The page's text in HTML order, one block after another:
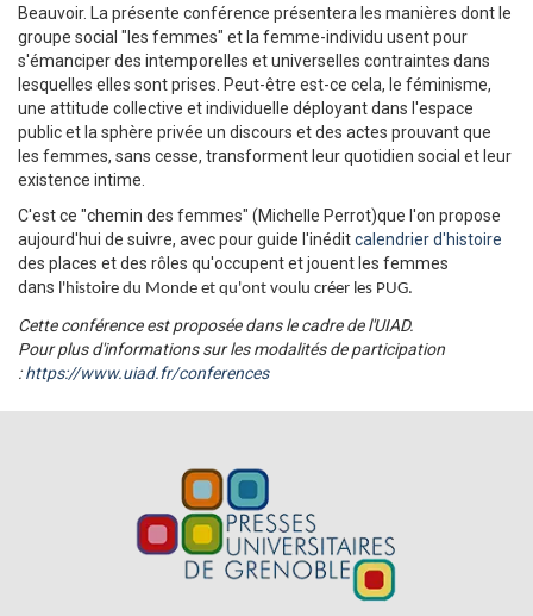
Beauvoir. La présente conférence présentera les manières dont le
groupe social "les femmes" et la femme-individu usent pour
s'émanciper des intemporelles et universelles contraintes dans
lesquelles elles sont prises. Peut-être est-ce cela, le féminisme,
une attitude collective et individuelle déployant dans l'espace
public et la sphère privée un discours et des actes prouvant que
les femmes, sans cesse, transforment leur quotidien social et leur
existence intime.
C'est ce "chemin des femmes" (Michelle Perrot)que l'on propose
aujourd'hui de suivre, avec pour guide l'inéditcalendrier d'histoire
des places et des rôles qu'occupent et jouent les femmes
dans l'histoire du Monde et qu'ont voulu créer les PUG.
Cette conférence est proposée dans le cadre de l'UIAD.
Pour plus d'informations sur les modalités de participation
:https://www.uiad.fr/conferences